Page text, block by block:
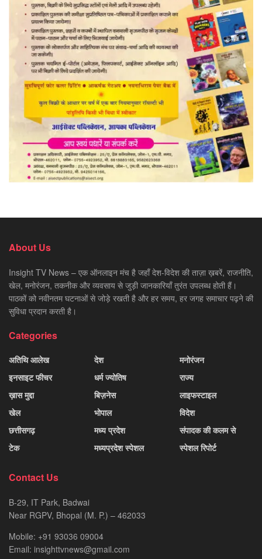
About Us
Insight TV News – एक ऑनलाइन मंच है जहाँ देश-विदेश की ताज़ा ख़बरें, राजनीति,
खेल, मनोरंजन, तकनीक और व्यवसाय से जुड़ी जानकारियाँ तुरंत उपलब्ध होती हैं।
पाठकों को नवीनतम घटनाओं से जोड़े रखती है और हर समय, हर जगह समाचार पढ़ने की
सुविधा प्रदान करती है।
Categories
अतिथि आलेख
इनसाइट फीचर
ख़ास मुद्दा
खेल
छत्तीसगढ़
टेक
देश
धर्म ज्योतिष
बिज़नेस
भोपाल
मध्य प्रदेश
मध्यप्रदेश स्पेशल
मनोरंजन
राज्य
लाइफस्टाइल
विदेश
संपादक की कलम से
स्पेशल रिपोर्ट
Contact Us
B-29, IT Park, Badwai
Near RGPV, Bhopal (M. P.) – 462033
Mobile: +91 93036 09004
Email: insighttvnews@gmail.com